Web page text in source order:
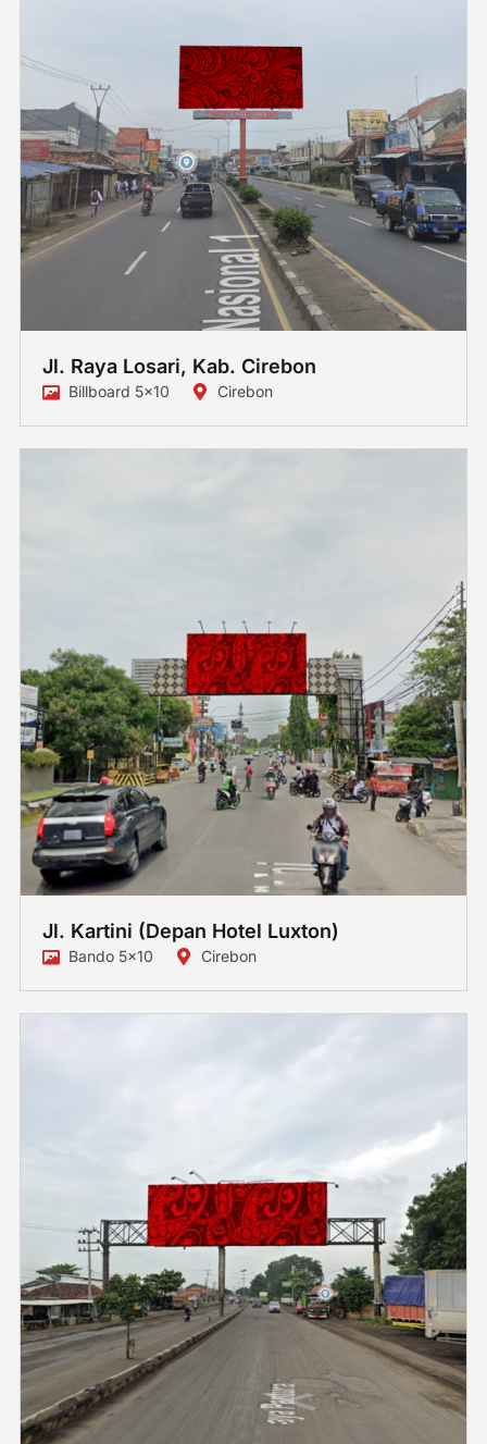
Jl. Raya Losari, Kab. Cirebon
Billboard 5x10 Cirebon
Jl. Kartini (Depan Hotel Luxton)
Bando 5x10 Cirebon